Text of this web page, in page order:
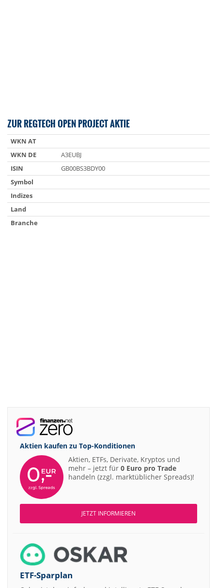
ZUR REGTECH OPEN PROJECT AKTIE
WKN AT
WKN DE
A3EUBJ
ISIN
GB00BS3BDY00
Symbol
Indizes
Land
Branche
Aktien kaufen zu Top-Konditionen
Aktien, ETFs, Derivate, Kryptos und
mehr – jetzt für 0 Euro pro Trade
handeln (zzgl. marktüblicher Spreads)!
JETZT INFORMIEREN
ETF-Sparplan